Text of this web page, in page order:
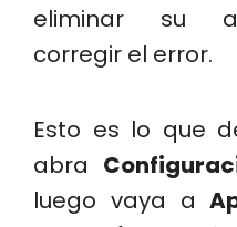
eliminar su
corregir el error.
Esto es lo que
abra
luego vaya a